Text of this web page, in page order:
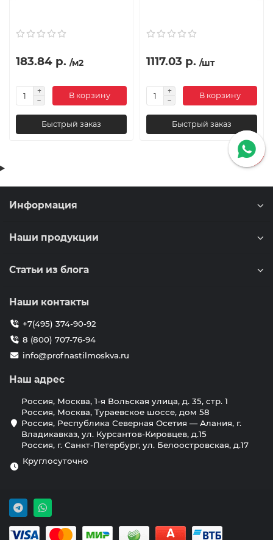
183.84 р. /м2
В корзину
Быстрый заказ
1117.03 р. /шт
В корзину
Быстрый заказ
Информация
Наши продукции
Статьи из блога
Наши контакты
+7(495) 374-90-92
8 (800) 707-76-94
info@profnastilmoskva.ru
Наш адрес
Россия, Москва, 1-я Вольская улица, д. 35, стр. 1
Россия, Москва, Тураевское шоссе, дом 58
Россия, Республика Северная Осетия — Алания, г.
Владикавказ, ул. Курсантов-Кировцев, д.15
Россия, г. Санкт-Петербург, ул. Белоостровская, д.17
Круглосуточно